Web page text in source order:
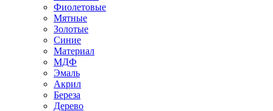
Фиолетовые
Мятные
Золотые
Синие
Материал
МДФ
Эмаль
Акрил
Береза
Дерево